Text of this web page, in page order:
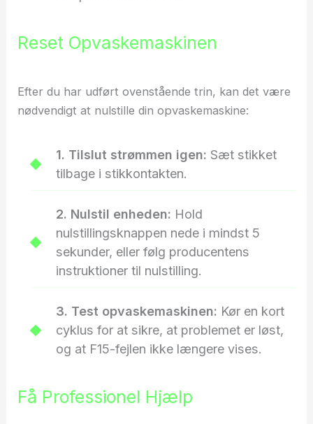
Reset Opvaskemaskinen
Efter du har udført ovenstående trin, kan det være
nødvendigt at nulstille din opvaskemaskine:
1. Tilslut strømmen igen: Sæt stikket
tilbage i stikkontakten.
2. Nulstil enheden: Hold
nulstillingsknappen nede i mindst 5
sekunder, eller følg producentens
instruktioner til nulstilling.
3. Test opvaskemaskinen: Kør en kort
cyklus for at sikre, at problemet er løst,
og at F15-fejlen ikke længere vises.
Få Professionel Hjælp